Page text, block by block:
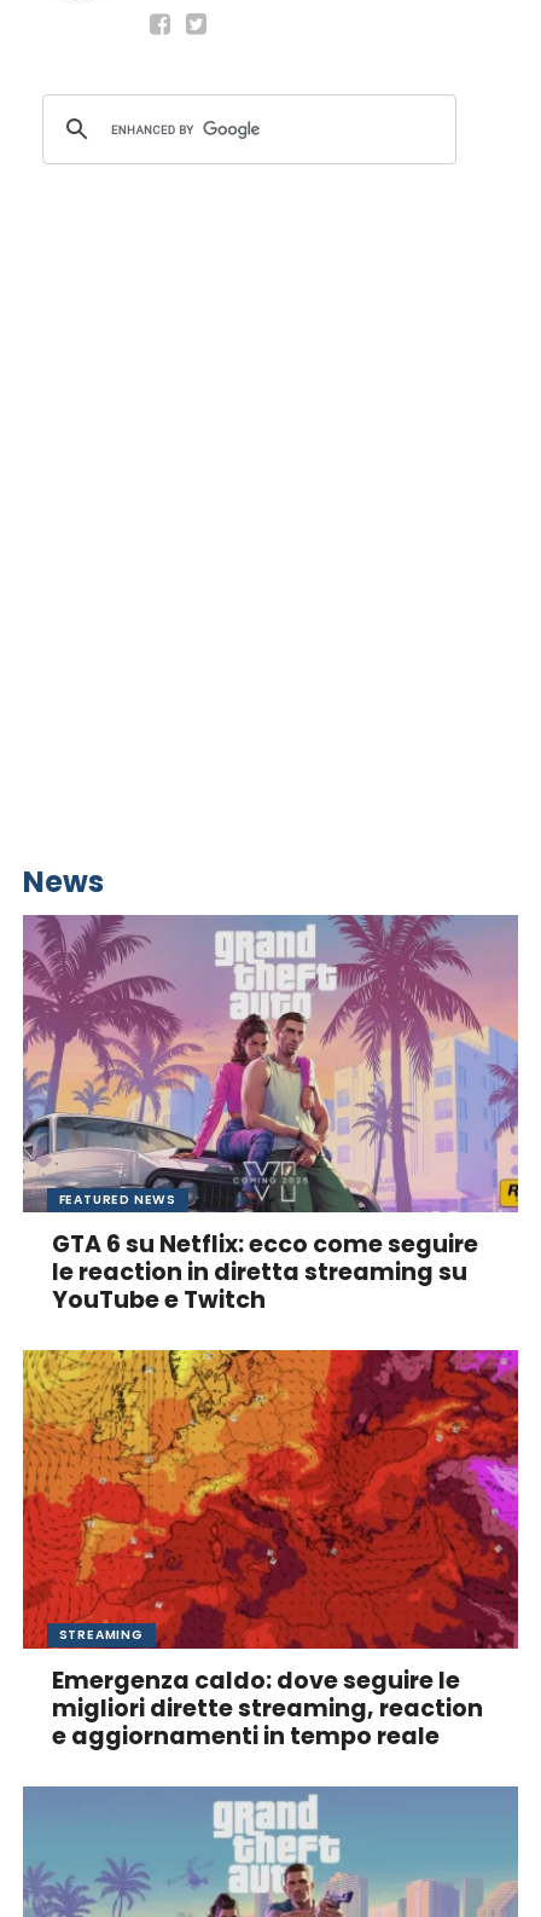
News
FEATURED NEWS
GTA 6 su Netflix: ecco come seguire
le reaction in diretta streaming su
YouTube e Twitch
STREAMING
Emergenza caldo: dove seguire le
migliori dirette streaming, reaction
e aggiornamenti in tempo reale